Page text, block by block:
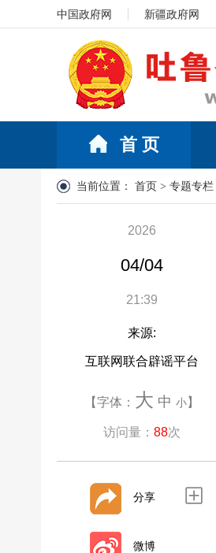
中国政府网 新疆政府网
首 页
当前位置： 首页 > 专题专栏
2026
04/04
21:39
来源:
互联网联合辟谣平台
【字体： 大 中 小】
访问量： 88次
分享
微博